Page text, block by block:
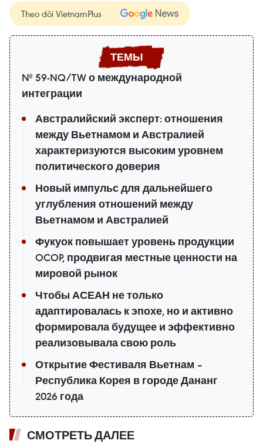
Theo dõi VietnamPlus
№ 59-NQ/TW о международной
интеграции
Австралийский эксперт: отношения
между Вьетнамом и Австралией
характеризуются высоким уровнем
политического доверия
Новый импульс для дальнейшего
углубления отношений между
Вьетнамом и Австралией
Фукуок повышает уровень продукции
OCOP, продвигая местные ценности на
мировой рынок
Чтобы АСЕАН не только
адаптировалась к эпохе, но и активно
формировала будущее и эффективно
реализовывала свою роль
Открытие Фестиваля Вьетнам –
Республика Корея в городе Дананг
2026 года
СМОТРЕТЬ ДАЛЕЕ